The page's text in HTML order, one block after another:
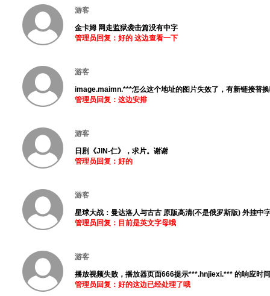
游客
金卡姆 网走监狱袭击篇没有中字
管理员回复：好的 这边查看一下
游客
image.maimn.***怎么这个地址的图片失效了，有新链接替
管理员回复：这边安排
游客
日剧《JIN-仁》，求片。谢谢
管理员回复：好的
游客
星球大战：曼达洛人与古古 原版高清(不是俄罗斯版) 外挂
管理员回复：目前是英文字母哦
游客
播放视频失败，播放器页面666提示***.hnjiexi.*** 的响应时
管理员回复：好的这边已经处理了哦